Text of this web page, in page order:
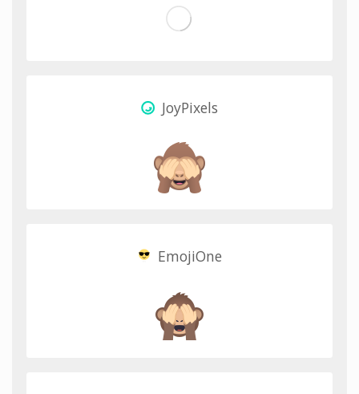
JoyPixels
EmojiOne